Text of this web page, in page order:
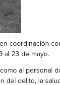
coordinación
al 23 de mayo.
al personal
del delito, la